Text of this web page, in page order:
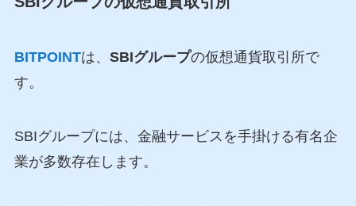
BITPOINTは、 SBIグループの仮想通貨取引所で
す。
SBIグループには、金融サービスを手掛ける有名企
業が多数存在します。